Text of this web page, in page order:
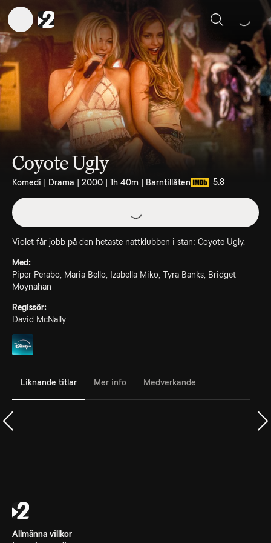
Sök
Coyote Ugly
Komedi | Drama | 2000 | 1h 40m | Barntillåten 5.8
Violet får jobb på den hetaste nattklubben i stan: Coyote Ugly.
Med:
Piper Perabo, Maria Bello, Izabella Miko, Tyra Banks, Bridget
Moynahan
Regissör:
David McNally
Liknande titlar Mer info Medverkande
Allmänna villkor